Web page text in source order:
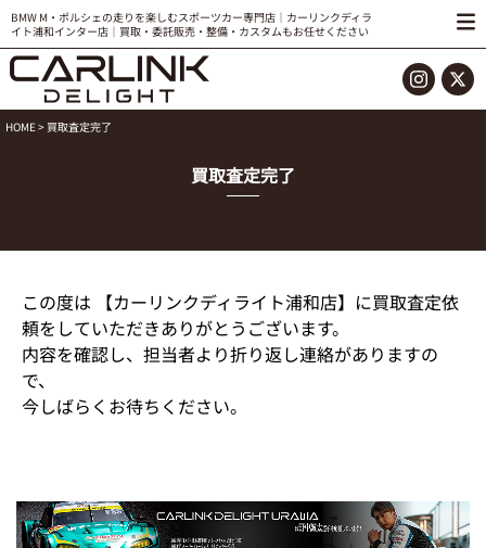
BMW M・ポルシェの走りを楽しむスポーツカー専門店｜カーリンクディラ
イト浦和インター店｜買取・委託販売・整備・カスタムもお任せください
HOME> 買取査定完了
買取査定完了
この度は 【カーリンクディライト浦和店】に買取査定依
頼をしていただきありがとうございます。
内容を確認し、担当者より折り返し連絡がありますの
で、
今しばらくお待ちください。